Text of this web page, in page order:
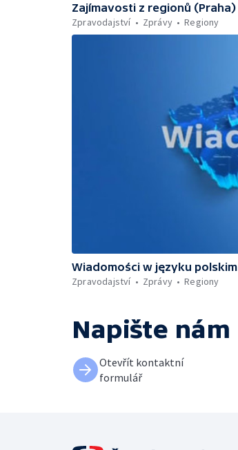
Zajímavosti z regionů (Praha)
Zpravodajství
Zprávy Regiony
Wiadomości w języku polskim
Zpravodajství
Zprávy Regiony
Napište nám
Otevřít kontaktní
formulář